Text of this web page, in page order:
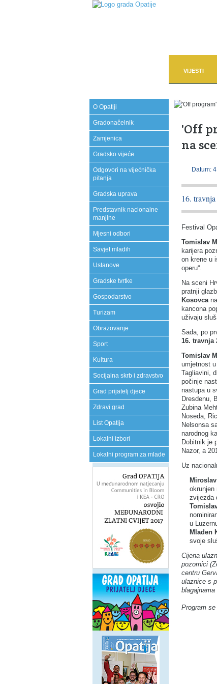
VIJESTI
O Opatiji
Gradonačelnik
Zamjenica
Gradsko vijeće
Odgovori na vijećnička
pitanja
Gradska uprava
Predstavnik nacionalne
manjine
Mjesni odbori
Savjet mladih
Ustanove
Gradske tvrtke
Gospodarstvo
Turizam
Obrazovanje
Sport
Kultura
Socijalna skrb i zdravstvo
Grad prijatelj djece
Zdravi grad
List Opatija
Lokalni izbori
Lokalni program za mlade
'Off
na
Datum:
16. travnja
Festival
Tomislav
karijera
on krene u
operu“.
Na sceni
pratnji
Kosovca
kancona
uživaju
Sada, po
16. travnja
Tomislav
umjetnost
Tagliavini,
počinje
nastupa u
Dresdenu,
Zubina
Noseda,
Nelsonsa
narodnog
Dobitnik je
Nazor, a
Uz
okrunjen
zvijezda
u
Mladen
svoje
Cijena
pozornici
centru
ulaznice s
blagajnama
Program